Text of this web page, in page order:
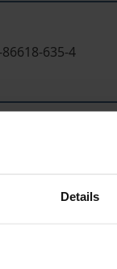
Details
635-4
inkl. MwSt.